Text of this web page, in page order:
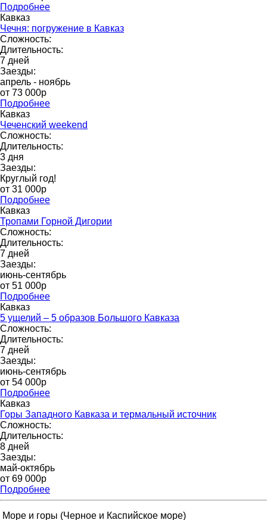
Подробнее
Кавказ
Чечня: погружение в Кавказ
Сложность:
Длительность:
7 дней
Заезды:
апрель - ноябрь
от 73 000p
Подробнее
Кавказ
Чеченский weekend
Сложность:
Длительность:
3 дня
Заезды:
Круглый год!
от 31 000p
Подробнее
Кавказ
Тропами Горной Дигории
Сложность:
Длительность:
7 дней
Заезды:
июнь-сентябрь
от 51 000р
Подробнее
Кавказ
5 ущелий – 5 образов Большого Кавказа
Сложность:
Длительность:
7 дней
Заезды:
июнь-сентябрь
от 54 000р
Подробнее
Кавказ
Горы Западного Кавказа и термальный источник
Сложность:
Длительность:
8 дней
Заезды:
май-октябрь
от 69 000p
Подробнее
Море и горы (Черное и Каспийское море)